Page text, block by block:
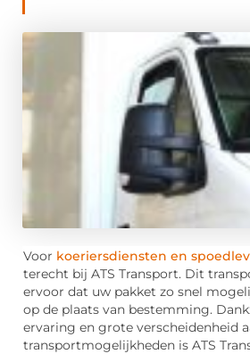
Voor koeriersdiensten en
terecht bij ATS Transport. Dit
ervoor dat uw pakket zo snel
op de plaats van bestemming.
ervaring en grote verscheidenheid
transportmogelijkheden is ATS